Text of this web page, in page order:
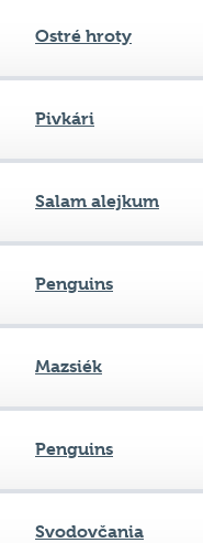
Ostré hroty
Pivkári
Salam alejkum
Penguins
Mazsiék
Penguins
Svodovčania